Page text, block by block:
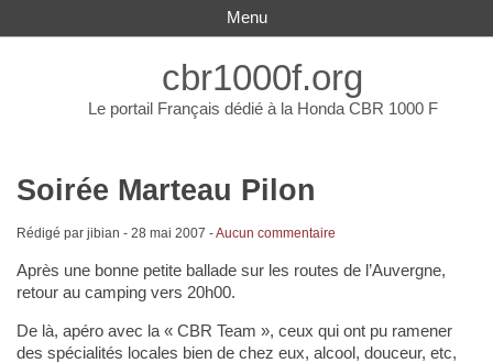
cbr1000f.org
Le portail Français dédié à la Honda CBR 1000 F
Menu
Soirée Marteau Pilon
Rédigé par jibian - 28 mai 2007 -Aucun commentaire
Après une bonne petite ballade sur les routes de l’Auvergne,
retour au camping vers 20h00.
De là, apéro avec la « CBR Team », ceux qui ont pu ramener
des spécialités locales bien de chez eux, alcool, douceur, etc,